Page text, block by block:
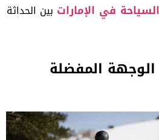
السياحة في الإمارات بين الحداثة
الوجهة المفضلة